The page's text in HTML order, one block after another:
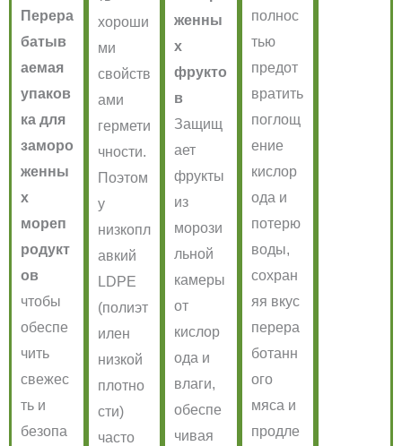
Перера
батыв
аемая
упаков
ка для
заморо
женны
х
мореп
родукт
ов
чтобы
обеспе
чить
свежес
ть и
безопа
хороши
ми
свойств
ами
гермети
чности.
Поэтом
у
низкопл
авкий
LDPE
(полиэт
илен
низкой
плотно
сти)
часто
женны
х
фрукто
в
Защищ
ает
фрукты
из
морози
льной
камеры
от
кислор
ода и
влаги,
обеспе
чивая
полнос
тью
предот
вратить
поглощ
ение
кислор
ода и
потерю
воды,
сохран
яя вкус
перера
ботанн
ого
мяса и
продле